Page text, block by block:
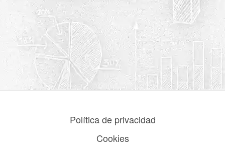
Política de privacidad
Cookies